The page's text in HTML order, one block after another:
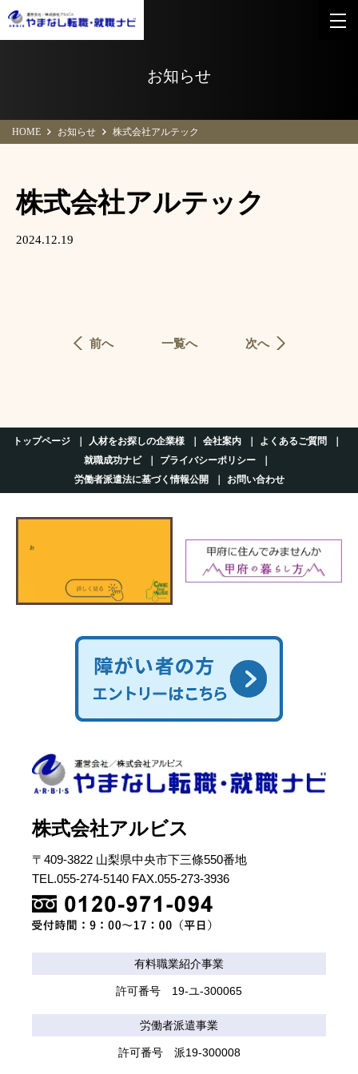
お知らせ
HOME お知らせ 株式会社アルテック
株式会社アルテック
2024.12.19
前へ 一覧へ 次へ
トップページ 人材をお探しの企業様 会社案内
よくあるご質問
就職成功ナビ
プライバシーポリシー
労働者派遣法に基づく情報公開
お問い合わせ
株式会社アルビス
〒409-3822 山梨県中央市下三條550番地
TEL.055-274-5140 FAX.055-273-3936
有料職業紹介事業
許可番号 19-ユ-300065
労働者派遣事業
許可番号 派19-300008